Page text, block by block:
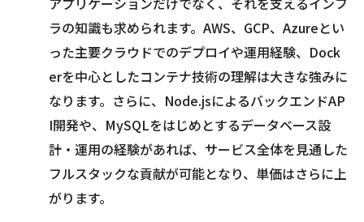
ラの知識も求められます。AWS、GCP、Azureとい
った主要クラウドでのデプロイや運用経験、Dock
erを中心としたコンテナ技術の理解は大きな強みに
なります。さらに、Node.jsによるバックエンドAP
I開発や、MySQLをはじめとするデータベース設
計・運用の経験があれば、サービス全体を見通した
フルスタックな貢献が可能となり、単価はさらに上
がります。